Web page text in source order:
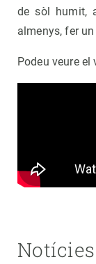
de sòl humit,
almenys, fer un
Podeu veure el